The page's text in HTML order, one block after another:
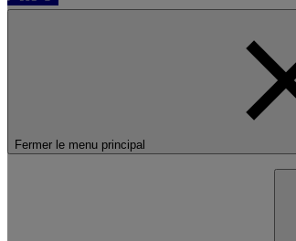
Fermer le menu principal